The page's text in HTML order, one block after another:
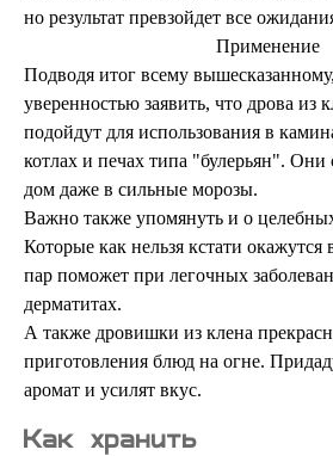
но результат превзойдет все
Применение
Подводя итог всему
уверенностью заявить, что дрова из
подойдут для использования в
котлах и печах типа "булерьян". Они
дом даже в сильные морозы.
Важно также упомянуть и о
Которые как нельзя кстати
пар поможет при легочных
дерматитах.
А также дровишки из клена
приготовления блюд на огне.
аромат и усилят вкус.
Как хранить